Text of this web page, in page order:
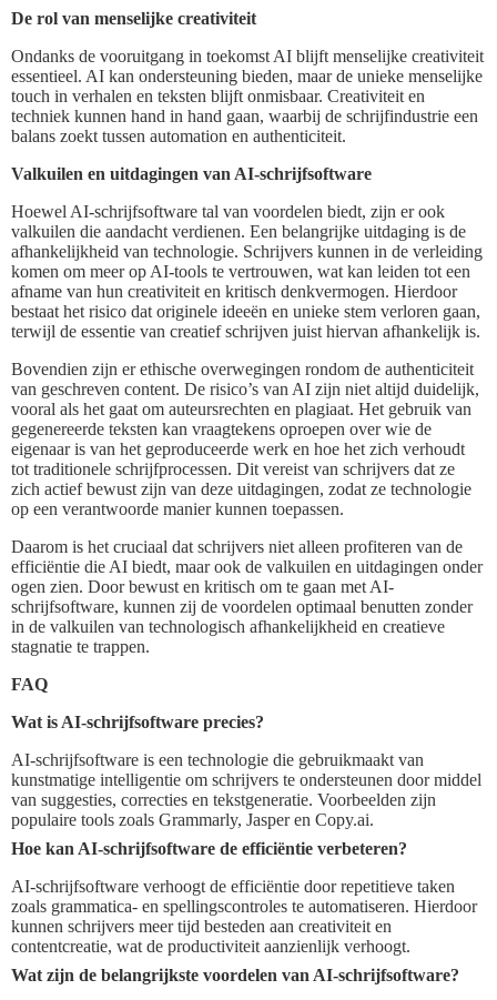
De rol van menselijke creativiteit
Ondanks de vooruitgang in toekomst AI blijft menselijke creativiteit
essentieel. AI kan ondersteuning bieden, maar de unieke menselijke
touch in verhalen en teksten blijft onmisbaar. Creativiteit en
techniek kunnen hand in hand gaan, waarbij de schrijfindustrie een
balans zoekt tussen automation en authenticiteit.
Valkuilen en uitdagingen van AI-schrijfsoftware
Hoewel AI-schrijfsoftware tal van voordelen biedt, zijn er ook
valkuilen die aandacht verdienen. Een belangrijke uitdaging is de
afhankelijkheid van technologie. Schrijvers kunnen in de verleiding
komen om meer op AI-tools te vertrouwen, wat kan leiden tot een
afname van hun creativiteit en kritisch denkvermogen. Hierdoor
bestaat het risico dat originele ideeën en unieke stem verloren gaan,
terwijl de essentie van creatief schrijven juist hiervan afhankelijk is.
Bovendien zijn er ethische overwegingen rondom de authenticiteit
van geschreven content. De risico’s van AI zijn niet altijd duidelijk,
vooral als het gaat om auteursrechten en plagiaat. Het gebruik van
gegenereerde teksten kan vraagtekens oproepen over wie de
eigenaar is van het geproduceerde werk en hoe het zich verhoudt
tot traditionele schrijfprocessen. Dit vereist van schrijvers dat ze
zich actief bewust zijn van deze uitdagingen, zodat ze technologie
op een verantwoorde manier kunnen toepassen.
Daarom is het cruciaal dat schrijvers niet alleen profiteren van de
efficiëntie die AI biedt, maar ook de valkuilen en uitdagingen onder
ogen zien. Door bewust en kritisch om te gaan met AI-
schrijfsoftware, kunnen zij de voordelen optimaal benutten zonder
in de valkuilen van technologisch afhankelijkheid en creatieve
stagnatie te trappen.
FAQ
Wat is AI-schrijfsoftware precies?
AI-schrijfsoftware is een technologie die gebruikmaakt van
kunstmatige intelligentie om schrijvers te ondersteunen door middel
van suggesties, correcties en tekstgeneratie. Voorbeelden zijn
populaire tools zoals Grammarly, Jasper en Copy.ai.
Hoe kan AI-schrijfsoftware de efficiëntie verbeteren?
AI-schrijfsoftware verhoogt de efficiëntie door repetitieve taken
zoals grammatica- en spellingscontroles te automatiseren. Hierdoor
kunnen schrijvers meer tijd besteden aan creativiteit en
contentcreatie, wat de productiviteit aanzienlijk verhoogt.
Wat zijn de belangrijkste voordelen van AI-schrijfsoftware?